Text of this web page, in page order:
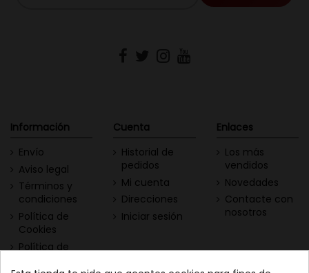
Información
Envío
Aviso legal
Términos y
condiciones
Política de
Cookies
Política de
Cuenta
Historial de
pedidos
Mi cuenta
Direcciones
Iniciar sesión
Enlaces
Los más
vendidos
Novedades
Contacte con
nosotros